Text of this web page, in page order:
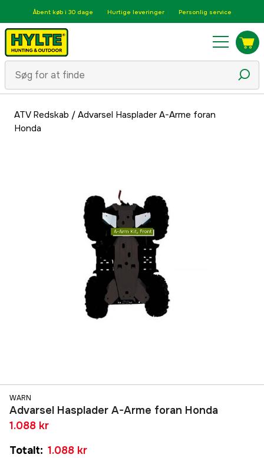
Åbent køb i 30 dage Hurtige leveringer Personlig service
ATV Redskab / Advarsel Hasplader A-Arme foran
Honda
WARN
Advarsel Hasplader A-Arme foran Honda
1.088 kr
Totalt: 1.088 kr